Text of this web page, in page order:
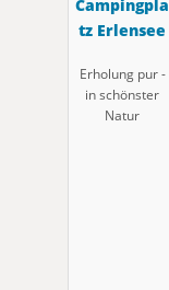
Campingpla
tz Erlensee
Erholung pur -
in schönster
Natur